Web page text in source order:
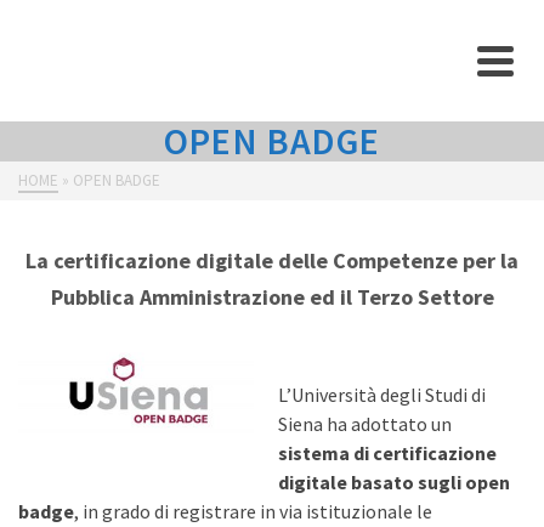
OPEN BADGE
HOME » OPEN BADGE
La certificazione digitale delle Competenze per la
Pubblica Amministrazione ed il Terzo Settore
L’Università degli Studi di
Siena ha adottato un
sistema di certificazione
digitale basato sugli open
badge, in grado di registrare in via istituzionale le